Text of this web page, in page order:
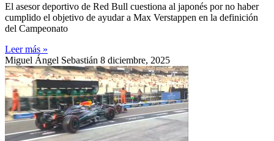
El asesor deportivo de Red Bull cuestiona al japonés por no haber
cumplido el objetivo de ayudar a Max Verstappen en la definición
del Campeonato
Leer más »
Miguel Ángel Sebastián 8 diciembre, 2025